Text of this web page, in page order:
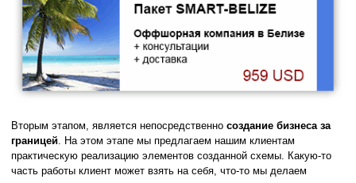
Вторым этапом, является непосредственно создание бизнеса за
границей. На этом этапе мы предлагаем нашим клиентам
практическую реализацию элементов созданной схемы. Какую-то
часть работы клиент может взять на себя, что-то мы делаем